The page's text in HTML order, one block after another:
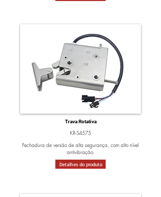
Trava Rotativa
KR-S4575
Fechadura de versão de alta segurança, com alto nível
antivibração.
Detalhes do produto